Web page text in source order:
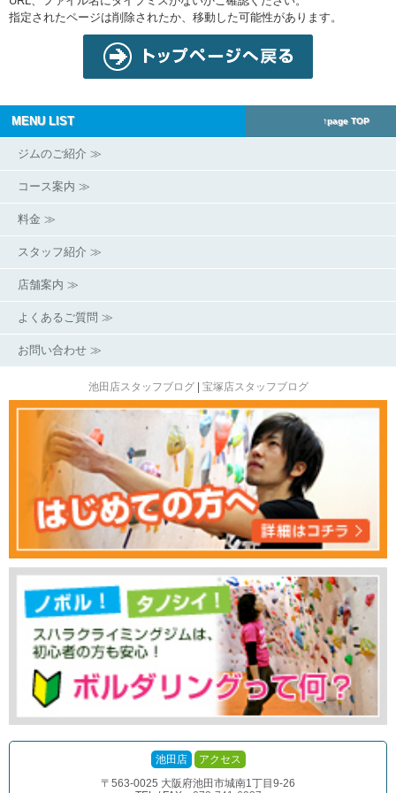
指定されたページは削除されたか、移動した可能性があります。
MENU LIST ↑page TOP
ジムのご紹介 ≫
コース案内 ≫
料金 ≫
スタッフ紹介 ≫
店舗案内 ≫
よくあるご質問 ≫
お問い合わせ ≫
池田店スタッフブログ| 宝塚店スタッフブログ
池田店
アクセス
〒563-0025 大阪府池田市城南1丁目9-26